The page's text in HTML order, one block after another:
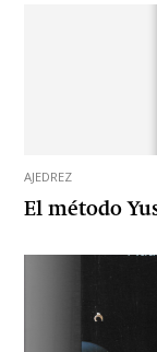
AJEDREZ
El método